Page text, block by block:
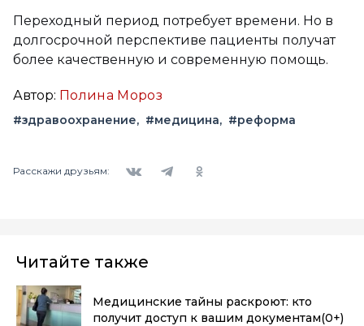
Переходный период потребует времени. Но в
долгосрочной перспективе пациенты получат
более качественную и современную помощь.
Автор: Полина Мороз
#здравоохранение #медицина #реформа
Расскажи друзьям:
Читайте также
Медицинские тайны раскроют: кто
получит доступ к вашим документам(0+)